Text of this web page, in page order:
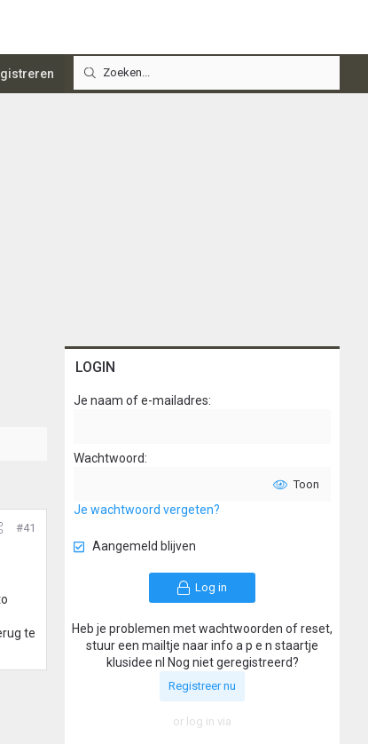
#41
te
LOGIN
Je naam of e-mailadres
Wachtwoord
Toon
Je wachtwoord vergeten?
Aangemeld blijven
Log in
Heb je problemen met wachtwoorden of reset,
stuur een mailtje naar info a p e n staartje
klusidee nl Nog niet geregistreerd?
Registreer nu
or log in via